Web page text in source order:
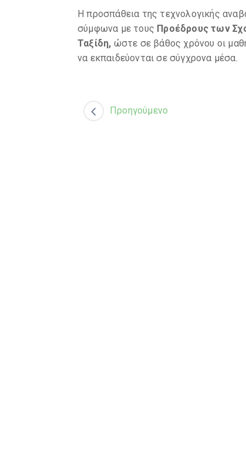
Η προσπάθεια της τεχνολογικής
σύμφωνα με τους Προέδρους των
Ταξίδη, ώστε σε βάθος χρόνου οι
να εκπαιδεύονται σε σύγχρονα μέσα.
Προηγούμενο